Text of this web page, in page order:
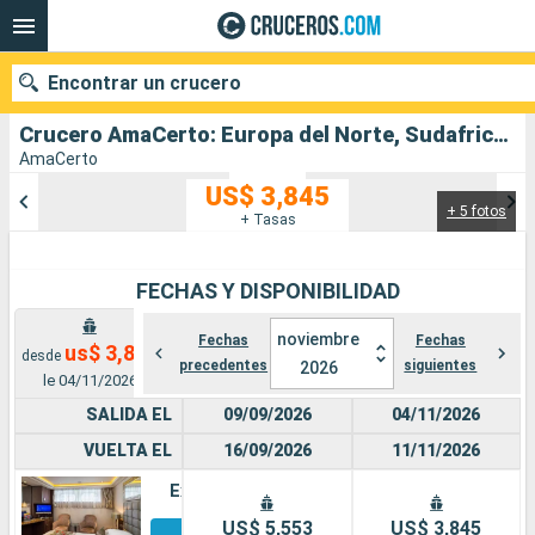
Crucero AmaCerto: Europa del Norte, Sudafrica, Alemania, Francia, Suiza salida desde Luxembourg City
AmaCerto
+ 5 fotos
US$ 3,845
+ Tasas
FECHAS Y DISPONIBILIDAD
desde us$ 3,845
le 04/11/2026
Fechas
precedentes
noviembre
2026
Fechas
siguientes
SALIDA EL
VUELTA EL
Exterior
Otros
09/09/2026
16/09/2026
US$ 5,553
04/11/2026
11/11/2026
US$ 3,845
Encontrar un crucero
Puertos Compañías
Buscar